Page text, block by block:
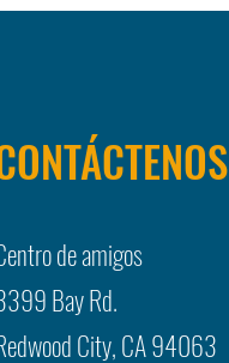
de amigos
Bay Rd.
City, CA 94063